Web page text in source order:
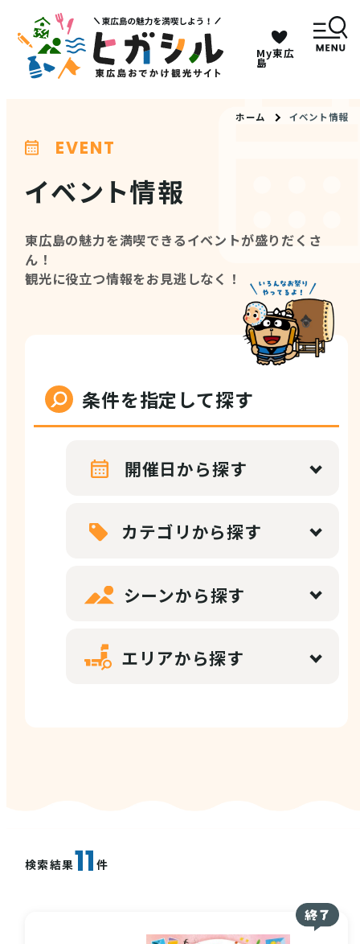
My東広
島
ホーム イベント情報
EVENT
イベント情報
東広島の魅力を満喫できるイベントが盛りだくさ
ん！
観光に役立つ情報をお見逃しなく！
条件を指定して探す
開催日から探す
カテゴリから探す
シーンから探す
エリアから探す
検索結果11 件
キーワードは2つまで、30文字以内で検索してくだ
さい。
メニュー
MENU
観光スポット
店舗情報
モデルコース
注目コンテンツ
特集記事